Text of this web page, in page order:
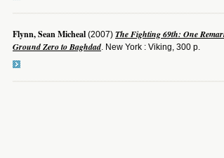
Flynn, Sean Micheal (2007) The Fighting 69th: One
Ground Zero to Baghdad. New York : Viking, 300 p.